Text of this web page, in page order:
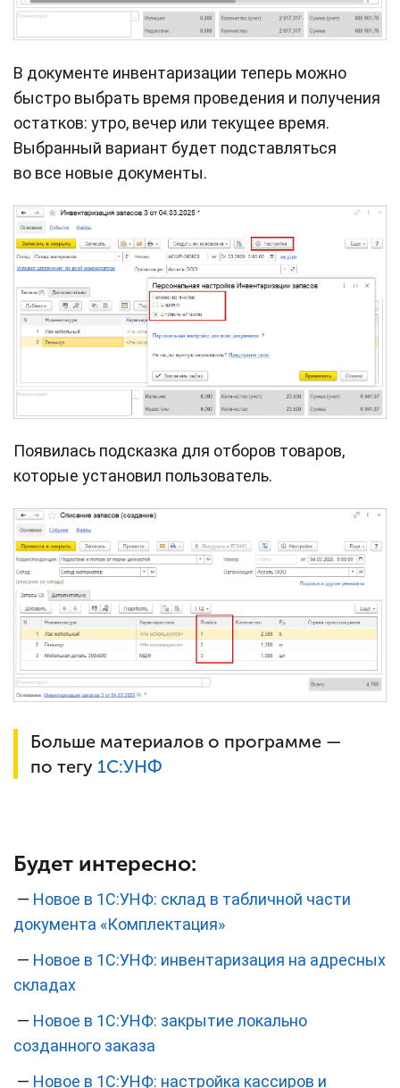
В документе инвентаризации теперь можно
быстро выбрать время проведения и получения
остатков: утро, вечер или текущее время.
Выбранный вариант будет подставляться
во все новые документы.
Появилась подсказка для отборов товаров,
которые установил пользователь.
Больше материалов о программе —
по тегу 1С:УНФ
Будет интересно:
— Новое в 1С:УНФ: склад в табличной части
документа «Комплектация»
— Новое в 1С:УНФ: инвентаризация на адресных
складах
— Новое в 1С:УНФ: закрытие локально
созданного заказа
— Новое в 1С:УНФ: настройка кассиров и